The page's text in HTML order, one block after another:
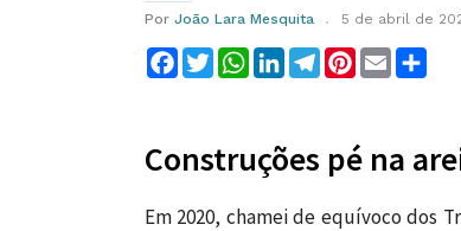
Por João Lara Mesquita 5 de abril de
Facebook
TwitterWhatsApp
LinkedInTelegram
Pinterest
Email
Construções pé na
Em 2020, chamei de equívoco dos